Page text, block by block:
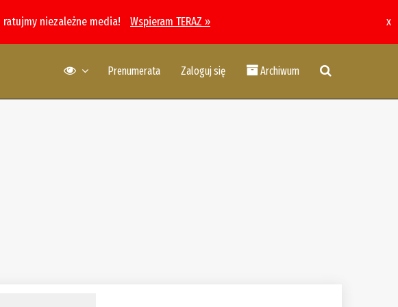
niezależne media! Wspieram TERAZ » x
Prenumerata Zaloguj się Archiwum